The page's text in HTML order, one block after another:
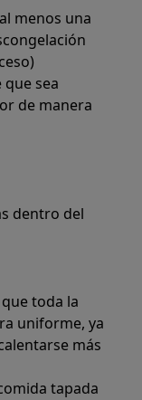
menos una
que sea
de manera
dentro del
toda la
uniforme, ya
más
tapada